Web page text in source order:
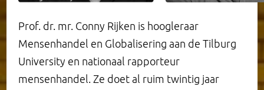
Prof. dr. mr. Conny Rijken is hoogleraar
Mensenhandel en Globalisering aan de Tilburg
University en nationaal rapporteur
mensenhandel. Ze doet al ruim twintig jaar